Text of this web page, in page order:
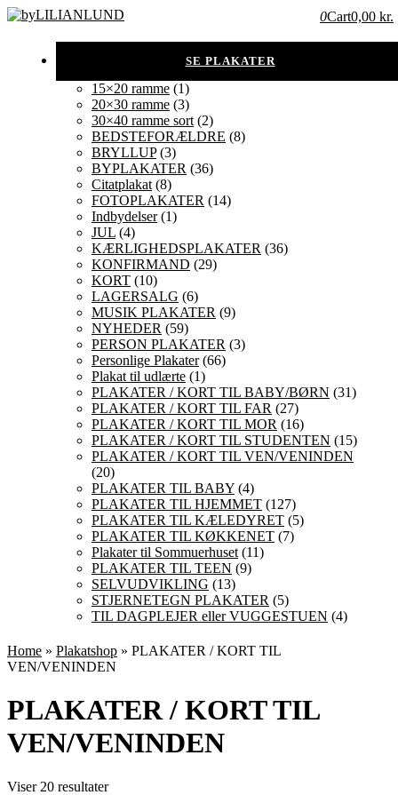
0Cart0,00 kr.
15×20 ramme (1)
20×30 ramme (3)
30×40 ramme sort (2)
BEDSTEFORÆLDRE (8)
BRYLLUP(3)
BYPLAKATER (36)
Citatplakat (8)
FOTOPLAKATER (14)
Indbydelser(1)
JUL (4)
KÆRLIGHEDSPLAKATER (36)
KONFIRMAND (29)
KORT (10)
LAGERSALG (6)
MUSIK PLAKATER (9)
NYHEDER (59)
PERSON PLAKATER (3)
Personlige Plakater(66)
Plakat til udlærte (1)
PLAKATER / KORT TIL BABY/BØRN (31)
PLAKATER / KORT TIL FAR (27)
PLAKATER / KORT TIL MOR (16)
PLAKATER / KORT TIL STUDENTEN (15)
PLAKATER / KORT TIL VEN/VENINDEN
(20)
PLAKATER TIL BABY (4)
PLAKATER TIL HJEMMET (127)
PLAKATER TIL KÆLEDYRET (5)
PLAKATER TIL KØKKENET (7)
Plakater til Sommuerhuset (11)
PLAKATER TIL TEEN (9)
SELVUDVIKLING (13)
STJERNETEGN PLAKATER (5)
TIL DAGPLEJER eller VUGGESTUEN (4)
Home » Plakatshop » PLAKATER / KORT TIL
VEN/VENINDEN
PLAKATER / KORT TIL
VEN/VENINDEN
Viser 20 resultaterSorteret